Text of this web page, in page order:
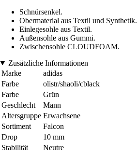
Schnürsenkel.
Obermaterial aus Textil und Synthetik.
Einlegesohle aus Textil.
Außensohle aus Gummi.
Zwischensohle CLOUDFOAM.
Zusätzliche Informationen
Marke
adidas
Farbe
olistr/shaoli/cblack
Farbe
Grün
Geschlecht
Mann
Altersgruppe Erwachsene
Sortiment
Falcon
Drop
10 mm
Stabilität
Neutre